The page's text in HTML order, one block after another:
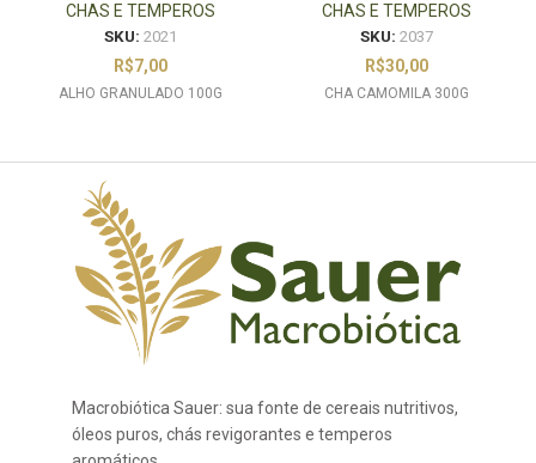
CHAS E TEMPEROS
SKU: 2021
R$7,00
ALHO GRANULADO 100G
CHAS E TEMPEROS
SKU: 2037
R$30,00
CHA CAMOMILA 300G
Macrobiótica Sauer: sua fonte de cereais nutritivos,
óleos puros, chás revigorantes e temperos